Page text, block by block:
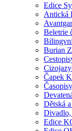
Edice
Antická
Beletrie
Burian
Čapek
Časopisy
Dětská
Edice